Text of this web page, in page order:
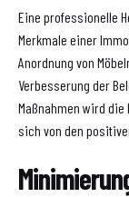
Eine professionelle
Merkmale einer
Anordnung von
Verbesserung der
Maßnahmen wird
sich von den